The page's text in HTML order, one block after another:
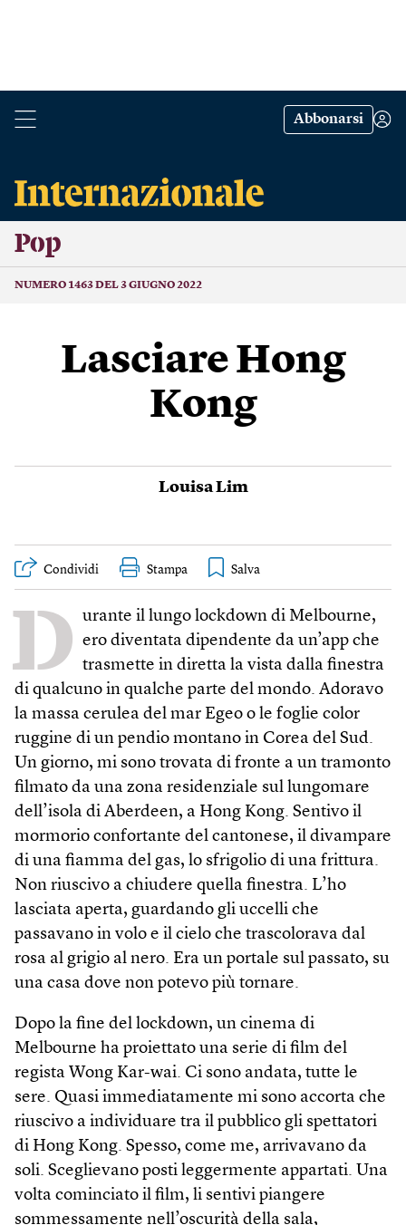
Abbonarsi
Pop
NUMERO 1463 DEL 3 GIUGNO 2022
Lasciare Hong
Kong
Louisa Lim
Condividi Stampa
D urante il lungo lockdown di Melbourne,
ero diventata dipendente da un’app che
trasmette in diretta la vista dalla finestra
di qualcuno in qualche parte del mondo. Adoravo
la massa cerulea del mar Egeo o le foglie color
ruggine di un pendio montano in Corea del Sud.
Un giorno, mi sono trovata di fronte a un tramonto
filmato da una zona residenziale sul lungomare
dell’isola di Aberdeen, a Hong Kong. Sentivo il
mormorio confortante del cantonese, il divampare
di una fiamma del gas, lo sfrigolio di una frittura.
Non riuscivo a chiudere quella finestra. L’ho
lasciata aperta, guardando gli uccelli che
passavano in volo e il cielo che trascolorava dal
rosa al grigio al nero. Era un portale sul passato, su
una casa dove non potevo più tornare.
Dopo la fine del lockdown, un cinema di
Melbourne ha proiettato una serie di film del
regista Wong Kar-wai. Ci sono andata, tutte le
sere. Quasi immediatamente mi sono accorta che
riuscivo a individuare tra il pubblico gli spettatori
di Hong Kong. Spesso, come me, arrivavano da
soli. Sceglievano posti leggermente appartati. Una
volta cominciato il film, li sentivi piangere
sommessamente nell’oscurità della sala,